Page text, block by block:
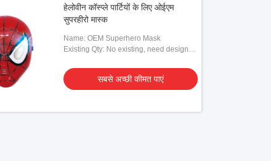
हेलोवीन कॉस्प्ले पार्टियों के लिए ओईएम
सुपरहीरो मास्क
Name: OEM Superhero Mask
Existing Qty: No existing, need designs
सबसे अच्छी कीमत पाएं